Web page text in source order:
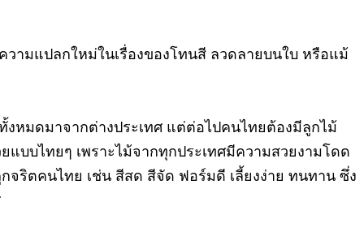
ามแปลกใหม่ในเรื่องของโทนสี ลวดลายบนใบ หรือแม้
มดมาจากต่างประเทศ แต่ต่อไปคนไทยต้องมีลูกไม้
แบบไทยๆ เพราะไม้จากทุกประเทศมีความสวยงามโดด
จริตคนไทย เช่น สีสด สีจัด ฟอร์มดี เลี้ยงง่าย ทนทาน ซึ่ง